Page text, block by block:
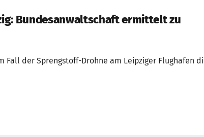
Bundesanwaltschaft ermittelt zu
Fall der Sprengstoff-Drohne am Leipziger Flughafen